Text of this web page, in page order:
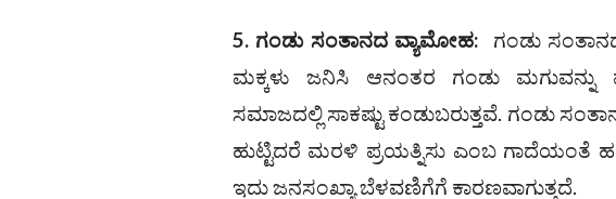
5. ಗಂಡು ಸಂತಾನದ ವ್ಯಾಮೋಹ: ಗಂಡು
ಮಕ್ಕಳು ಜನಿಸಿ ಆನಂತರ ಗಂಡು ಮಗುವನ್ನು
ಸಮಾಜದಲ್ಲಿ ಸಾಕಷ್ಟು ಕಂಡುಬರುತ್ತವೆ. ಗಂಡು
ಹುಟ್ಟಿದರೆ ಮರಳಿ ಪ್ರಯತ್ನಿಸು ಎಂಬ ಗಾದೆಯಂತೆ
ಇದು ಜನಸಂಖ್ಯಾ ಬೆಳವಣಿಗೆಗೆ ಕಾರಣವಾಗುತ್ತದೆ.